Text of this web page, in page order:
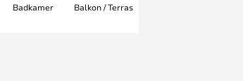
Badkamer Balkon / Terras